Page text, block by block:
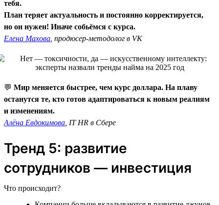
тебя.
План теряет актуальность и постоянно корректируется,
но он нужен! Иначе собьёмся с курса.
Елена Махова , продюсер-методолог в VK
💬 Мир меняется быстрее, чем курс доллара. На плаву
останутся те, кто готов адаптироваться к новым реалиям
и изменениям.
Алёна Евдокимова , IT HR в Сбере
Тренд 5: развитие
сотрудников — инвестиция
Что происходит?